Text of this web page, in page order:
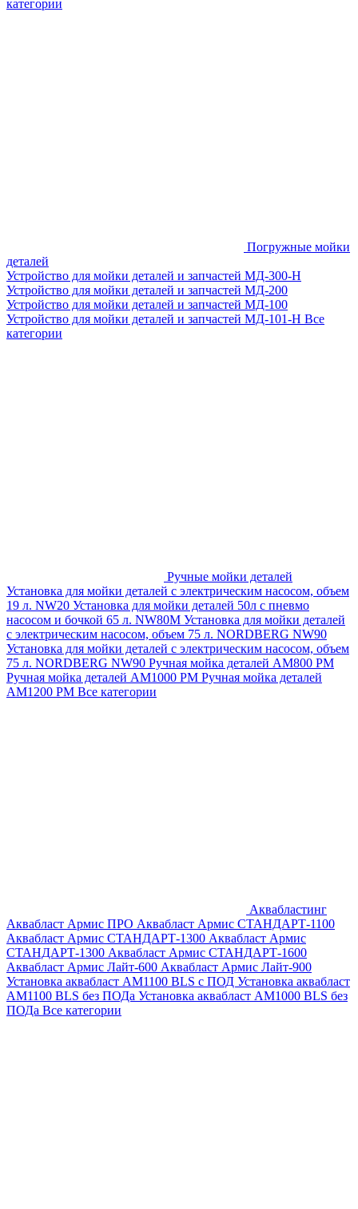
категории
Погружные мойки
деталей
Устройство для мойки деталей и запчастей МД-300-H
Устройство для мойки деталей и запчастей МД-200
Устройство для мойки деталей и запчастей МД-100
Устройство для мойки деталей и запчастей МД-101-Н Все
категории
Ручные мойки деталей
Установка для мойки деталей с электрическим насосом, объем
19 л. NW20 Установка для мойки деталей 50л с пневмо
насосом и бочкой 65 л. NW80M Установка для мойки деталей
с электрическим насосом, объем 75 л. NORDBERG NW90
Установка для мойки деталей с электрическим насосом, объем
75 л. NORDBERG NW90 Ручная мойка деталей АМ800 РМ
Ручная мойка деталей АМ1000 РМ Ручная мойка деталей
АМ1200 РМ Все категории
Аквабластинг
Аквабласт Армис ПРО Аквабласт Армис СТАНДАРТ-1100
Аквабласт Армис СТАНДАРТ-1300 Аквабласт Армис
СТАНДАРТ-1300 Аквабласт Армис СТАНДАРТ-1600
Аквабласт Армис Лайт-600 Аквабласт Армис Лайт-900
Установка аквабласт AM1100 BLS с ПОД Установка аквабласт
AM1100 BLS без ПОДа Установка аквабласт AM1000 BLS без
ПОДа Все категории